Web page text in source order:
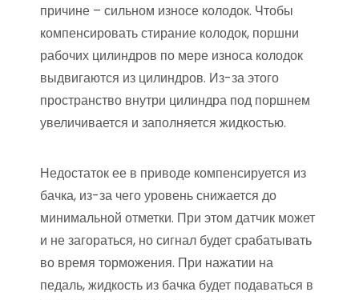
причине – сильном износе колодок. Чтобы
компенсировать стирание колодок, поршни
рабочих цилиндров по мере износа колодок
выдвигаются из цилиндров. Из-за этого
пространство внутри цилиндра под поршнем
увеличивается и заполняется жидкостью.
Недостаток ее в приводе компенсируется из
бачка, из-за чего уровень снижается до
минимальной отметки. При этом датчик может
и не загораться, но сигнал будет срабатывать
во время торможения. При нажатии на
педаль, жидкость из бачка будет подаваться в